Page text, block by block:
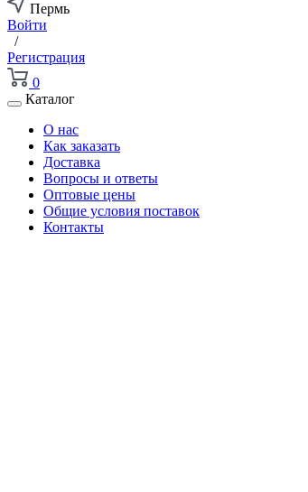
Пермь
Войти
/
Регистрация
0
Каталог
О нас
Как заказать
Доставка
Вопросы и ответы
Оптовые цены
Общие условия поставок
Контакты